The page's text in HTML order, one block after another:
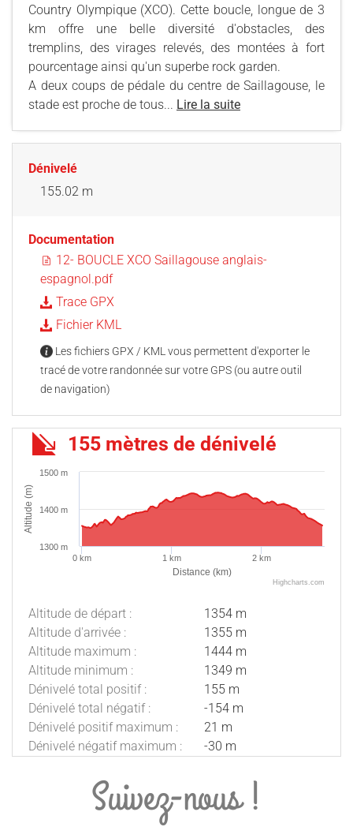
Country Olympique (XCO). Cette boucle, longue de 3
km offre une belle diversité d'obstacles, des
tremplins, des virages relevés, des montées à fort
pourcentage ainsi qu'un superbe rock garden.
A deux coups de pédale du centre de Saillagouse, le
stade est proche de tous... Lire la suite
Dénivelé
155.02 m
Documentation
12- BOUCLE XCO Saillagouse anglais-
espagnol.pdf
Trace GPX
Fichier KML
Les fichiers GPX / KML vous permettent d'exporter le
tracé de votre randonnée sur votre GPS (ou autre outil
de navigation)
155 mètres de dénivelé
Distance (km)
Altitude (m)
0 km 1 km 2 km
1300 m
1400 m
1500 m
Highcharts.com
Altitude de départ :
1354 m
Altitude d'arrivée :
1355 m
Altitude maximum :
1444 m
Altitude minimum :
1349 m
Dénivelé total positif :
155 m
Dénivelé total négatif :
-154 m
Dénivelé positif maximum :
21 m
Dénivelé négatif maximum :
-30 m
Suivez-nous !